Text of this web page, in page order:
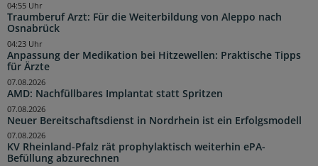
Traumberuf Arzt: Für die Weiterbildung von Aleppo nach
Osnabrück
04:55 Uhr
Anpassung der Medikation bei Hitzewellen: Praktische Tipps
für Ärzte
04:23 Uhr
AMD: Nachfüllbares Implantat statt Spritzen
07.08.2026
Neuer Bereitschaftsdienst in Nordrhein ist ein Erfolgsmodell
07.08.2026
KV Rheinland-Pfalz rät prophylaktisch weiterhin ePA-
Befüllung abzurechnen
07.08.2026